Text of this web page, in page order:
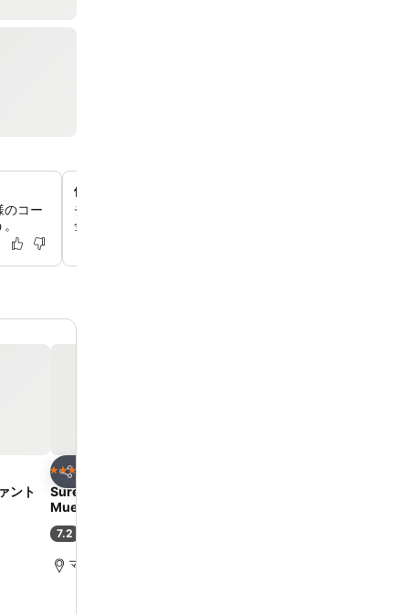
のコー
便利な荷物預かりサービス
チェックイン前や出発後に街を自由に散策できるよう、2
金で安全な荷物預かりサービスをご利用いただけます。
ント
シェア
3 ホテルのランク
Sure Hotel by Best Western
Muenchen Hauptbahnhof
7.2
マリエン広場まで1.5 km